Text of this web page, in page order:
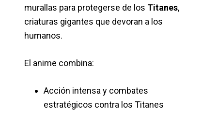
murallas para protegerse de los Titanes,
criaturas gigantes que devoran a los
humanos.
El anime combina:
Acción intensa y combates
estratégicos contra los Titanes